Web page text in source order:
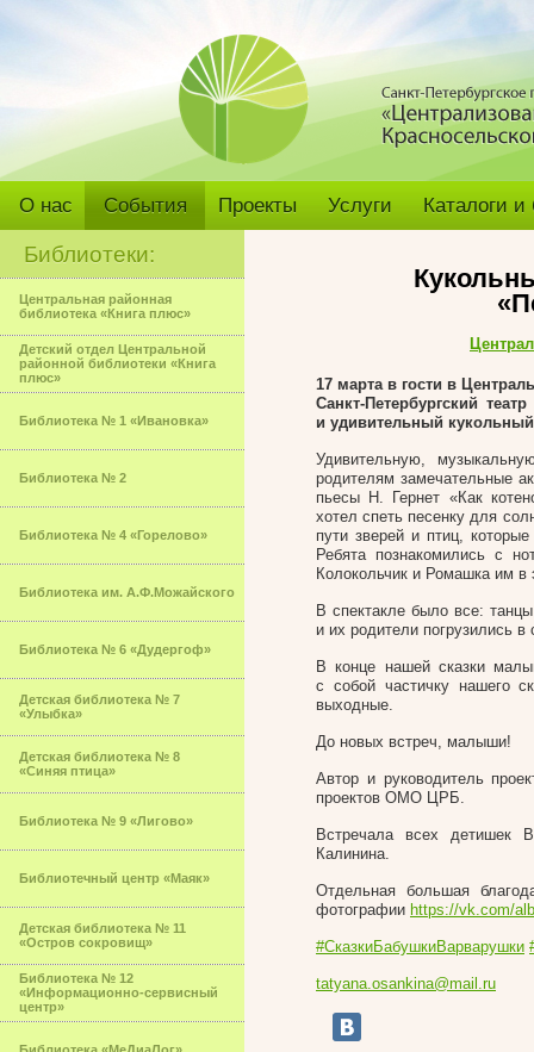
О нас События Проекты Услуги Каталоги
Библиотеки:
Центральная районная
библиотека «Книга плюс»
Детский отдел Центральной
районной библиотеки «Книга
плюс»
Библиотека № 1 «Ивановка»
Библиотека № 2
Библиотека № 4 «Горелово»
Библиотека им. А.Ф.Можайского
Библиотека № 6 «Дудергоф»
Детская библиотека № 7
«Улыбка»
Детская библиотека № 8
«Синяя птица»
Библиотека № 9 «Лигово»
Библиотечный центр «Маяк»
Детская библиотека № 11
«Остров сокровищ»
Библиотека № 12
«Информационно-сервисный
центр»
17 марта в гости в
Санкт-Петербургский
и удивительный
Удивительную,
родителям замечательные
пьесы Н. Гернет «Как
хотел спеть песенку для
пути зверей и птиц,
Ребята познакомились с
Колокольчик и Ромашка им в
В спектакле было все:
и их родители погрузились
В конце нашей сказки
с собой частичку нашего
выходные.
До новых встреч, малыши!
Автор и руководитель
проектов ОМО ЦРБ.
Встречала всех детишек
Калинина.
Отдельная большая
фотографии https://vk.com/
#СказкиБабушкиВарварушки
tatyana.osankina@mail.ru